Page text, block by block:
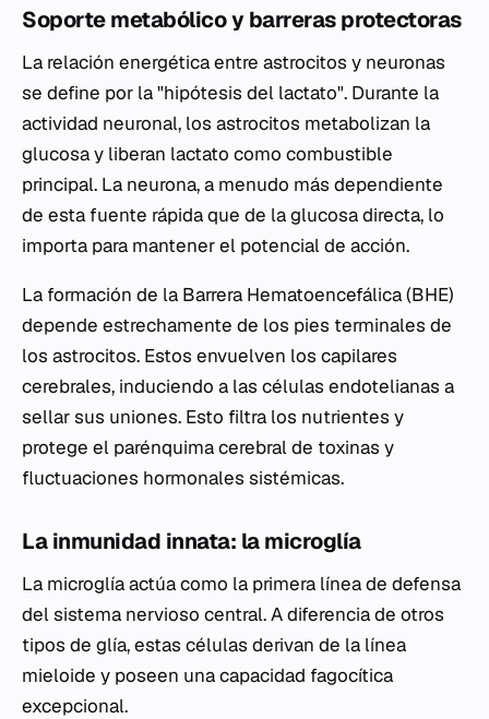
Soporte metabólico y barreras protectoras
La relación energética entre astrocitos y neuronas
se define por la "hipótesis del lactato". Durante la
actividad neuronal, los astrocitos metabolizan la
glucosa y liberan lactato como combustible
principal. La neurona, a menudo más dependiente
de esta fuente rápida que de la glucosa directa, lo
importa para mantener el potencial de acción.
La formación de la Barrera Hematoencefálica (BHE)
depende estrechamente de los pies terminales de
los astrocitos. Estos envuelven los capilares
cerebrales, induciendo a las células endotelianas a
sellar sus uniones. Esto filtra los nutrientes y
protege el parénquima cerebral de toxinas y
fluctuaciones hormonales sistémicas.
La inmunidad innata: la microglía
La microglía actúa como la primera línea de defensa
del sistema nervioso central. A diferencia de otros
tipos de glía, estas células derivan de la línea
mieloide y poseen una capacidad fagocítica
excepcional.